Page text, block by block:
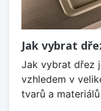
Jak vybrat
Jak vybrat dřez
vzhledem v
tvarů a